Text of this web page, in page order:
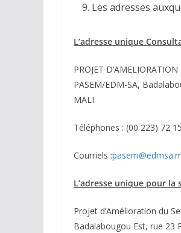
Les adresses
L’adresse unique
PROJET
PASEM/EDM-SA,
MALI.
Téléphones : (00 223) 72
Courriels :
L’adresse unique pour la
Projet d’Amélioration du
Badalabougou Est, rue 23